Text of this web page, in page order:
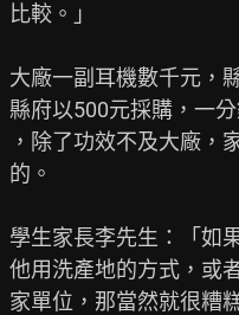
比較。」
大廠一副耳機數千元，
縣府以500元採購，一
，除了功效不及大廠，
的。
學生家長李先生：「如
他用洗產地的方式，或
家單位，那當然就很糟糕